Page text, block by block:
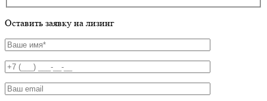
Оставить заявку на лизинг